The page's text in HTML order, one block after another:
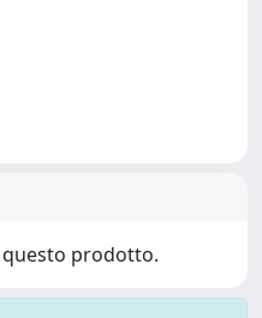
questo prodotto.